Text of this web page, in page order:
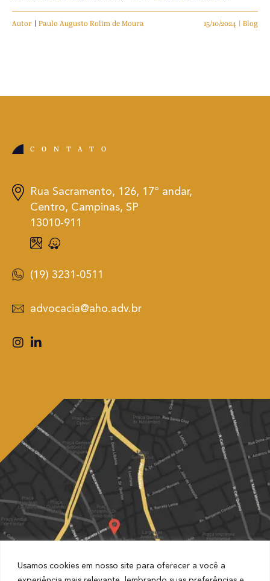
Usamos cookies em nosso site para oferecer a você a
Autor | Paulo Augusto Rolim de Moura 15/10/2024 | Blog
CONTATO
Rua Sacramento, 126, 17º andar,
Centro, Campinas, SP
13010-911
(19) 3231-0511
advocacia@aho.adv.br